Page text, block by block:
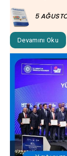
5
Devamını Oku